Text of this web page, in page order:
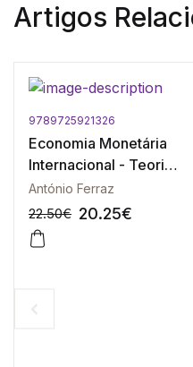
Artigos
9789725921326
Economia Monetária
Internacional - Teoria e
Prática
António Ferraz
22.50€ 20.25€